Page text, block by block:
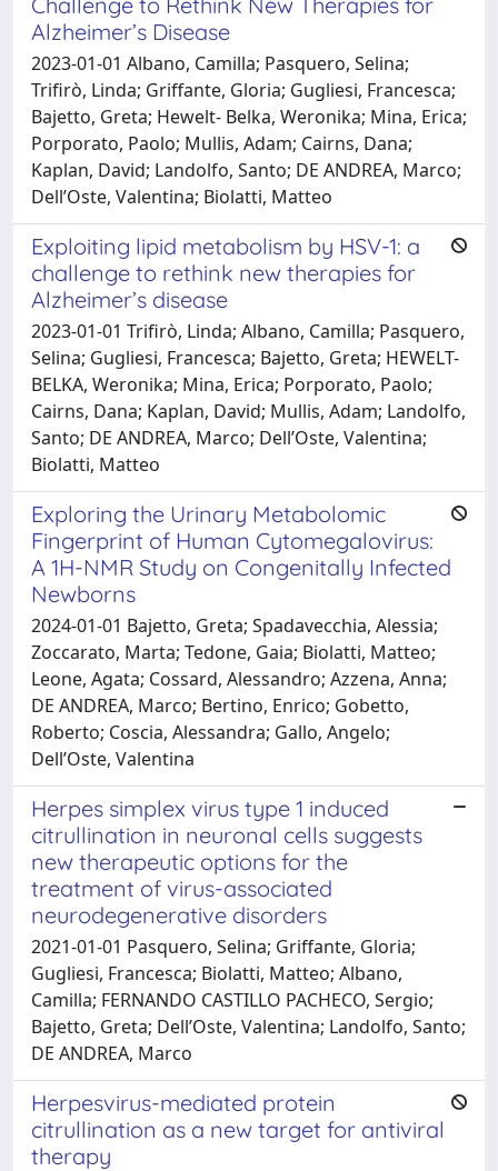
Alzheimer’s Disease
2023-01-01 Albano, Camilla; Pasquero, Selina;
Trifirò, Linda; Griffante, Gloria; Gugliesi, Francesca;
Bajetto, Greta; Hewelt- Belka, Weronika; Mina, Erica;
Porporato, Paolo; Mullis, Adam; Cairns, Dana;
Kaplan, David; Landolfo, Santo; DE ANDREA, Marco;
Dell’Oste, Valentina; Biolatti, Matteo
Exploiting lipid metabolism by HSV-1: a
challenge to rethink new therapies for
Alzheimer’s disease
2023-01-01 Trifirò, Linda; Albano, Camilla; Pasquero,
Selina; Gugliesi, Francesca; Bajetto, Greta; HEWELT-
BELKA, Weronika; Mina, Erica; Porporato, Paolo;
Cairns, Dana; Kaplan, David; Mullis, Adam; Landolfo,
Santo; DE ANDREA, Marco; Dell’Oste, Valentina;
Biolatti, Matteo
Exploring the Urinary Metabolomic
Fingerprint of Human Cytomegalovirus:
A 1H-NMR Study on Congenitally Infected
Newborns
2024-01-01 Bajetto, Greta; Spadavecchia, Alessia;
Zoccarato, Marta; Tedone, Gaia; Biolatti, Matteo;
Leone, Agata; Cossard, Alessandro; Azzena, Anna;
DE ANDREA, Marco; Bertino, Enrico; Gobetto,
Roberto; Coscia, Alessandra; Gallo, Angelo;
Dell’Oste, Valentina
Herpes simplex virus type 1 induced
citrullination in neuronal cells suggests
new therapeutic options for the
treatment of virus-associated
neurodegenerative disorders
2021-01-01 Pasquero, Selina; Griffante, Gloria;
Gugliesi, Francesca; Biolatti, Matteo; Albano,
Camilla; FERNANDO CASTILLO PACHECO, Sergio;
Bajetto, Greta; Dell’Oste, Valentina; Landolfo, Santo;
DE ANDREA, Marco
Herpesvirus-mediated protein
citrullination as a new target for antiviral
therapy